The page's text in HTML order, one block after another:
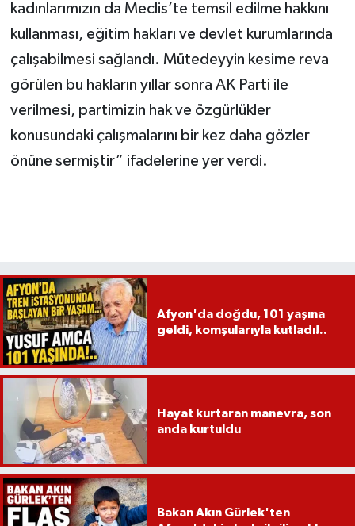
kadınlarımızın da Meclis’te temsil edilme hakkını
kullanması, eğitim hakları ve devlet kurumlarında
çalışabilmesi sağlandı. Mütedeyyin kesime reva
görülen bu hakların yıllar sonra AK Parti ile
verilmesi, partimizin hak ve özgürlükler
konusundaki çalışmalarını bir kez daha gözler
önüne sermiştir” ifadelerine yer verdi.
Afyon'da doğdu, 101 yaşına
geldi, komşularıyla kutladı!..
Hayat kurtaran manevra, son
anda kurtuldu
Bakan Akın Gürlek'ten